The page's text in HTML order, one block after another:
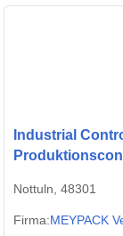
Industrial
Nottuln, 48301
Firma:MEYPACK